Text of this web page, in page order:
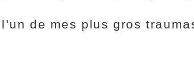
de mes plus gros